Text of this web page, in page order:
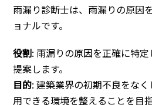
雨漏り診断士は、雨漏りの原因
ョナルです。
役割: 雨漏りの原因を正確に特
提案します。
目的: 建築業界の初期不良をな
用できる環境を整えることを目